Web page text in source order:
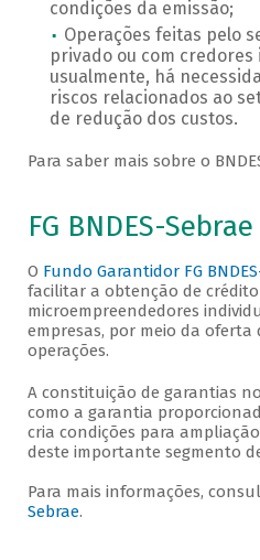
condições da emissão;
Operações feitas pelo
privado ou com
usualmente, há
riscos relacionados ao
de redução dos custos.
Para saber mais sobre o
FG BNDES-Sebrae
O Fundo Garantidor FG
facilitar a obtenção de
microempreendedores
empresas, por meio da oferta
operações.
A constituição de garantias
como a garantia
cria condições para
deste importante segmento
Para mais informações,
Sebrae.